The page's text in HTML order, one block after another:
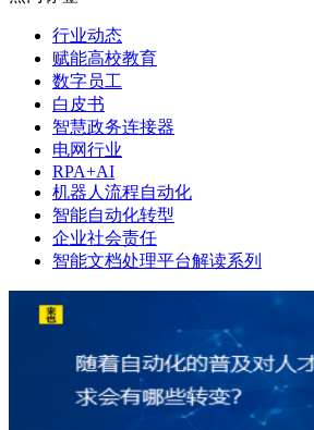
行业动态
赋能高校教育
数字员工
白皮书
智慧政务连接器
电网行业
RPA+AI
机器人流程自动化
智能自动化转型
企业社会责任
智能文档处理平台解读系列